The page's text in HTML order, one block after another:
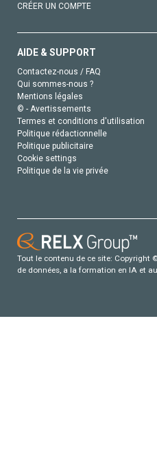
CRÉER UN COMPTE
AIDE & SUPPORT
Contactez-nous / FAQ
Qui sommes-nous ?
Mentions légales
© - Avertissements
Termes et conditions d'utilisation
Politique rédactionnelle
Politique publicitaire
Cookie settings
Politique de la vie privée
Tout le contenu de ce site: Copyright
de données, a la formation en IA et